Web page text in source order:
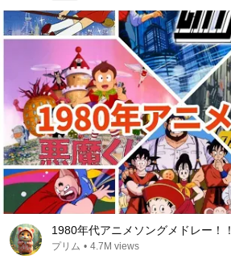
1980年代アニメソングメドレー！！
プリム • 4.7M views